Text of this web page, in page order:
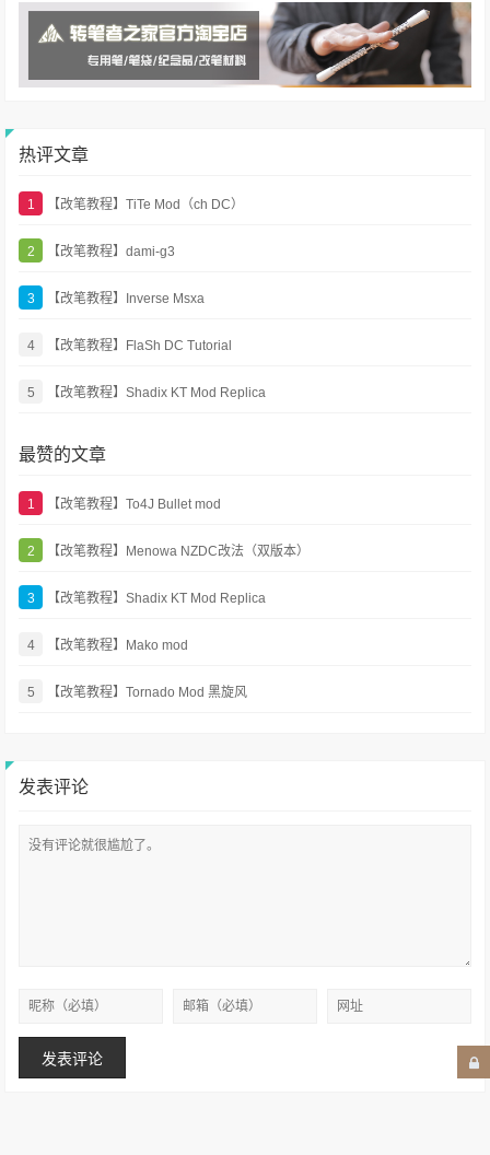
热评文章
1 【改笔教程】TiTe Mod（ch DC）
2 【改笔教程】dami-g3
3 【改笔教程】Inverse Msxa
4 【改笔教程】FlaSh DC Tutorial
5 【改笔教程】Shadix KT Mod Replica
最赞的文章
1 【改笔教程】To4J Bullet mod
2 【改笔教程】Menowa NZDC改法（双版本）
3 【改笔教程】Shadix KT Mod Replica
4 【改笔教程】Mako mod
5 【改笔教程】Tornado Mod 黑旋风
发表评论